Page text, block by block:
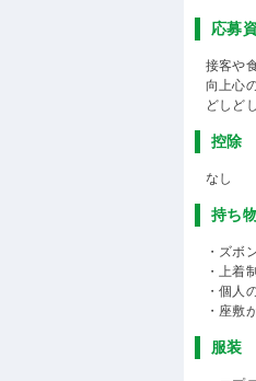
応募
接客や
向上心
どしど
控除
なし
持ち
・ズボ
・上着
・個人
・座敷
服装